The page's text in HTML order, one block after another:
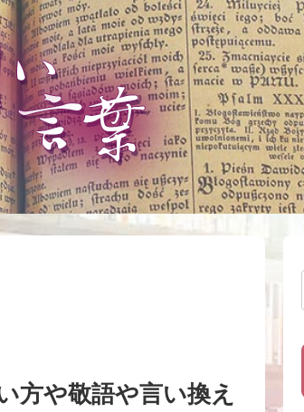
方や敬語や言い換え